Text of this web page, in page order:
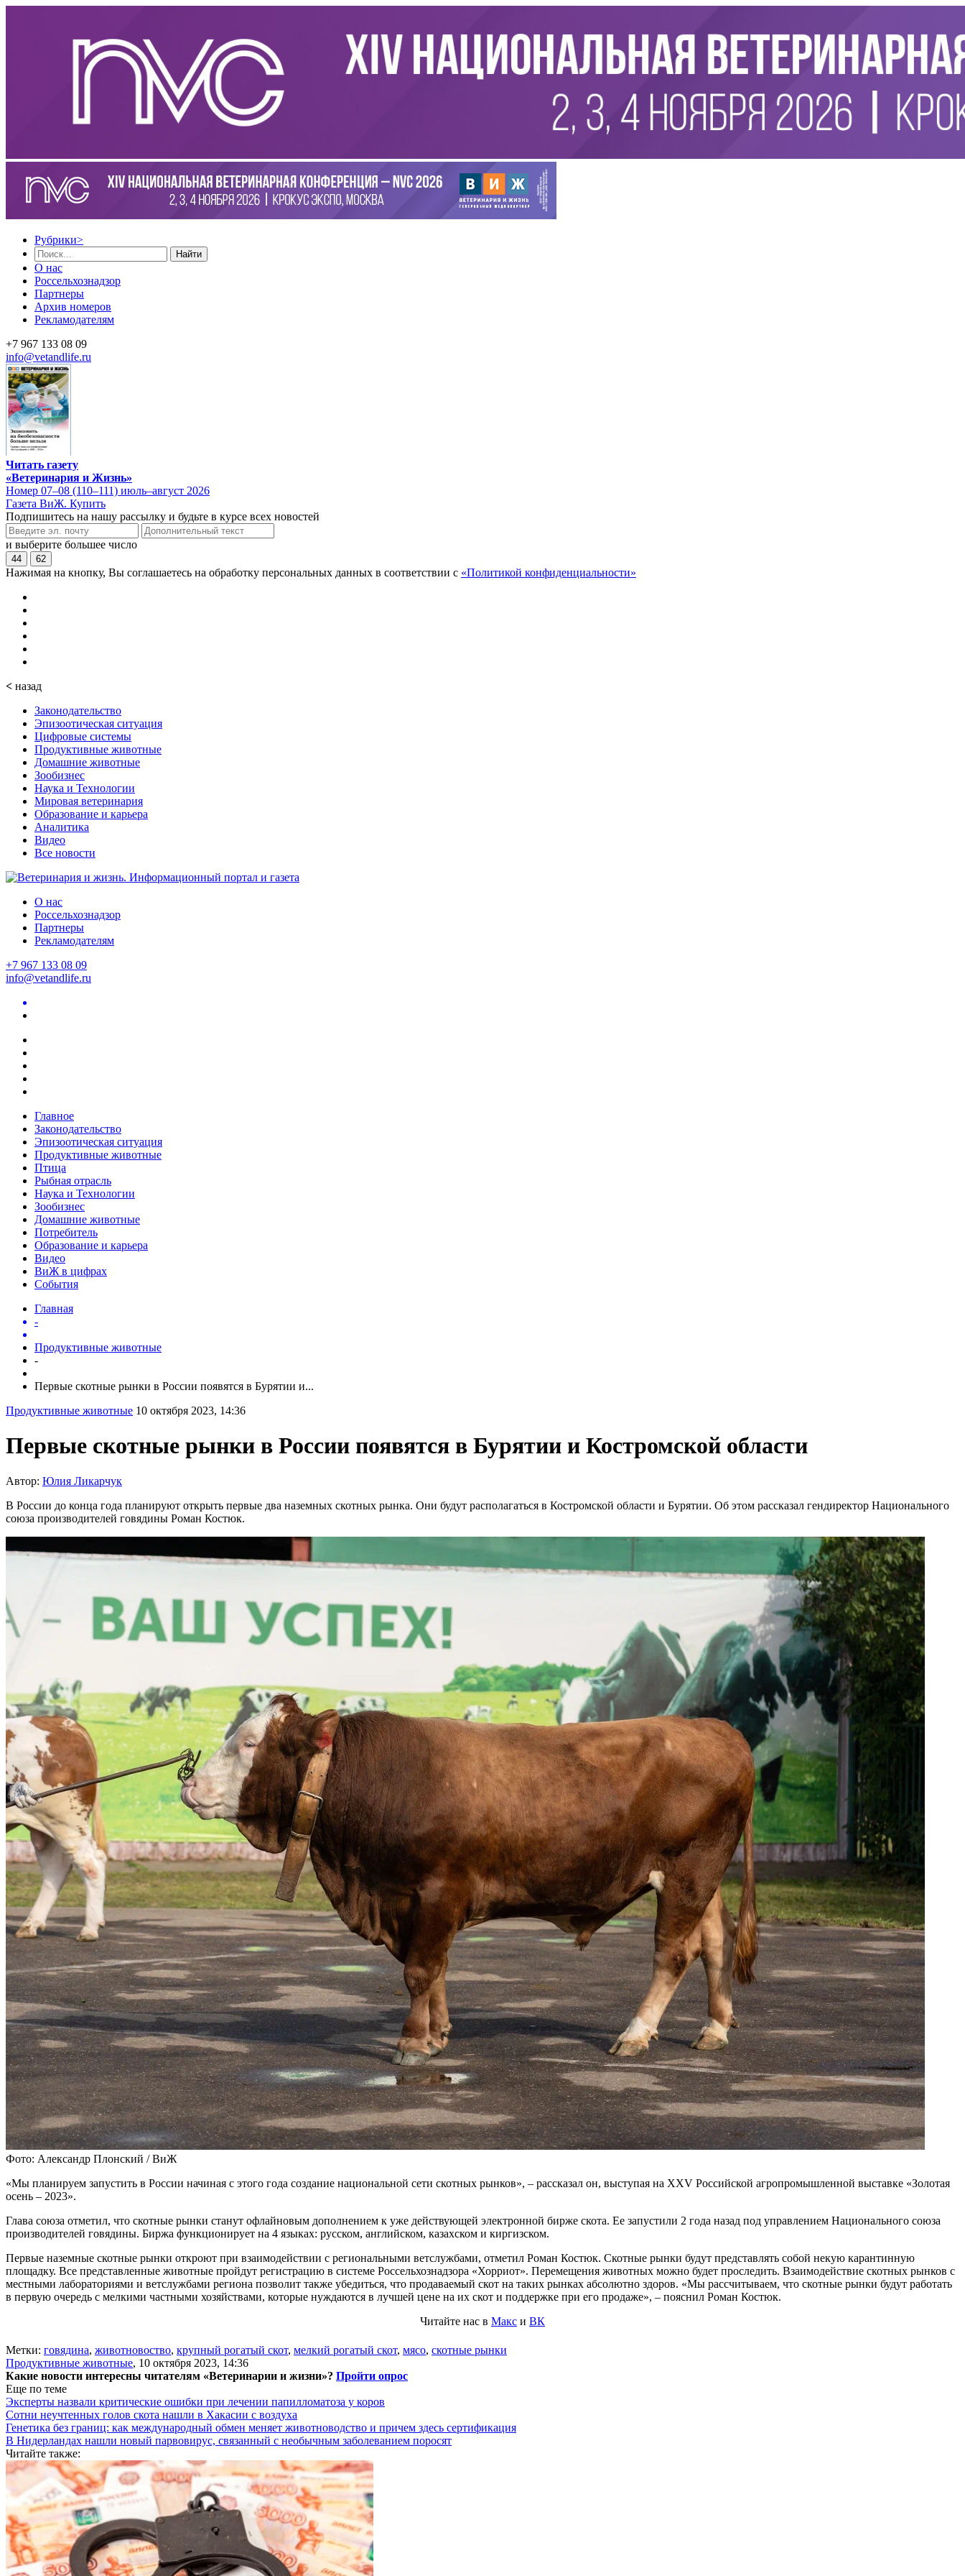
Рубрики>
Найти
О нас
Россельхознадзор
Партнеры
Архив номеров
Рекламодателям
+7 967 133 08 09
info@vetandlife.ru
Читать газету
«Ветеринария и Жизнь»
Номер 07–08 (110–111) июль–август 2026
Газета ВиЖ. Купить
Подпишитесь на нашу рассылку и будьте в курсе всех новостей
и выберите большее число
44 62
Нажимая на кнопку, Вы соглашаетесь на обработку персональных данных в соответствии с «Политикой конфиденциальности»
< назад
Законодательство
Эпизоотическая ситуация
Цифровые системы
Продуктивные животные
Домашние животные
Зообизнес
Наука и Технологии
Мировая ветеринария
Образование и карьера
Аналитика
Видео
Все новости
О нас
Россельхознадзор
Партнеры
Рекламодателям
+7 967 133 08 09
info@vetandlife.ru
Главное
Законодательство
Эпизоотическая ситуация
Продуктивные животные
Птица
Рыбная отрасль
Наука и Технологии
Зообизнес
Домашние животные
Потребитель
Образование и карьера
Видео
ВиЖ в цифрах
События
Главная
-
Продуктивные животные
-
Первые скотные рынки в России появятся в Бурятии и...
Продуктивные животные 10 октября 2023, 14:36
Первые скотные рынки в России появятся в Бурятии и Костромской области
Автор: Юлия Ликарчук
В России до конца года планируют открыть первые два наземных скотных рынка. Они будут располагаться в Костромской области и Бурятии. Об этом рассказал гендиректор Национального
союза производителей говядины Роман Костюк.
Фото: Александр Плонский / ВиЖ
«Мы планируем запустить в России начиная с этого года создание национальной сети скотных рынков», – рассказал он, выступая на XXV Российской агропромышленной выставке «Золотая
осень – 2023».
Глава союза отметил, что скотные рынки станут офлайновым дополнением к уже действующей электронной бирже скота. Ее запустили 2 года назад под управлением Национального союза
производителей говядины. Биржа функционирует на 4 языках: русском, английском, казахском и киргизском.
Первые наземные скотные рынки откроют при взаимодействии с региональными ветслужбами, отметил Роман Костюк. Скотные рынки будут представлять собой некую карантинную
площадку. Все представленные животные пройдут регистрацию в системе Россельхознадзора «Хорриот». Перемещения животных можно будет проследить. Взаимодействие скотных рынков с
местными лабораториями и ветслужбами региона позволит также убедиться, что продаваемый скот на таких рынках абсолютно здоров. «Мы рассчитываем, что скотные рынки будут работать
в первую очередь с мелкими частными хозяйствами, которые нуждаются в лучшей цене на их скот и поддержке при его продаже», – пояснил Роман Костюк.
Читайте нас в Макс и ВК
Метки: говядина, животновоство, крупный рогатый скот, мелкий рогатый скот, мясо, скотные рынки
Продуктивные животные, 10 октября 2023, 14:36
Какие новости интересны читателям «Ветеринарии и жизни»? Пройти опрос
Еще по теме
Эксперты назвали критические ошибки при лечении папилломатоза у коров
Сотни неучтенных голов скота нашли в Хакасии с воздуха
Генетика без границ: как международный обмен меняет животноводство и причем здесь сертификация
В Нидерландах нашли новый парвовирус, связанный с необычным заболеванием поросят
Читайте также: